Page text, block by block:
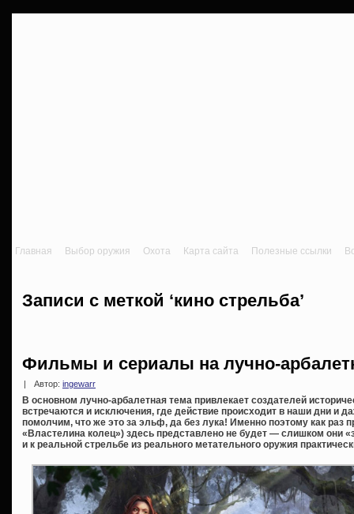
Главная Выбор оружия Охота Карта сайта Полезные ссылки
Записи с меткой ‘кино стрельба’
Фильмы и сериалы на лучно-
Автор: ingewarr
В основном лучно-арбалетная тема привлекает создателей
встречаются и исключения, где действие происходит в наши дни и
помолчим, что же это за эльф, да без лука! Именно поэтому как раз
«Властелина колец») здесь представлено не будет — слишком они
и к реальной стрельбе из реального метательного оружия